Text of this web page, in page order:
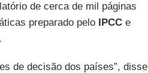
de cerca de mil páginas
preparado pelo IPCCe
de decisão dos países”, disse